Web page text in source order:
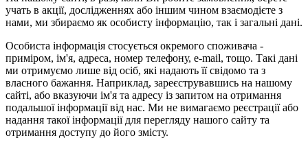
учать в акції, дослідженнях або іншим чином взаємодієте з
нами, ми збираємо як особисту інформацію, так і загальні дані.
Особиста інформація стосується окремого споживача -
приміром, ім'я, адреса, номер телефону, e-mail, тощо. Такі дані
ми отримуємо лише від осіб, які надають її свідомо та з
власного бажання. Наприклад, зареєструвавшись на нашому
сайті, або вказуючи ім'я та адресу із запитом на отримання
подальшої інформації від нас. Ми не вимагаємо реєстрації або
надання такої інформації для перегляду нашого сайту та
отримання доступу до його змісту.